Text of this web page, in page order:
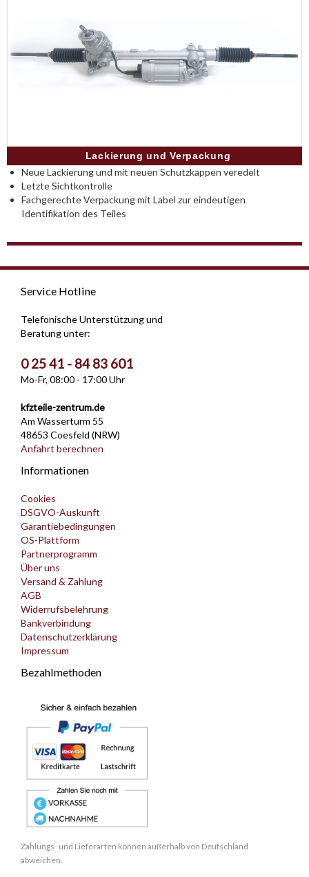
Lackierung und Verpackung
Neue Lackierung und mit neuen Schutzkappen veredelt
Letzte Sichtkontrolle
Fachgerechte Verpackung mit Label zur eindeutigen
Identifikation des Teiles
Service Hotline
Telefonische Unterstützung und
Beratung unter:
0 25 41 - 84 83 601
Mo-Fr, 08:00 - 17:00 Uhr
kfzteile-zentrum.de
Am Wasserturm 55
48653 Coesfeld (NRW)
Anfahrt berechnen
Informationen
Cookies
DSGVO-Auskunft
Garantiebedingungen
OS-Plattform
Partnerprogramm
Über uns
Versand & Zahlung
AGB
Widerrufsbelehrung
Bankverbindung
Datenschutzerklärung
Impressum
Bezahlmethoden
Zahlungs- und Lieferarten können außerhalb von Deutschland
abweichen.